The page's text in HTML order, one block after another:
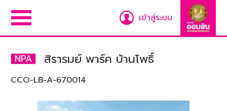
เข้าสู่ระบบ
NPA สิรารมย์ พาร์ค บ้านโพธิ์
CCO-LB-A-670014